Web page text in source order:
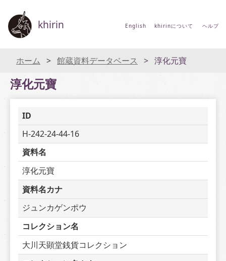
khirin English khirinについて ヘルプ
ホーム 館蔵資料データベース 淳化元寶
淳化元寶
ID
H-242-24-44-16
資料名
淳化元寶
資料名カナ
ジュンカゲンポウ
コレクション名
大川天顕堂銭貨コレクション